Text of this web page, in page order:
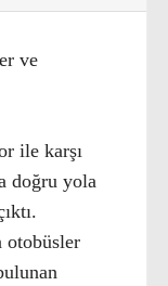
ve
ile karşı
doğru yola
otobüsler